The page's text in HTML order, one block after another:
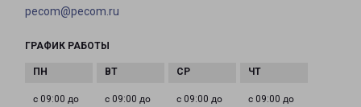
pecom@pecom.ru
ГРАФИК РАБОТЫ
с 09:00 до
с 09:00 до
с 09:00 до
с 09:00 до